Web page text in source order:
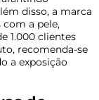
disso, a marca
a pele,
1.000 clientes
recomenda-se
a exposição